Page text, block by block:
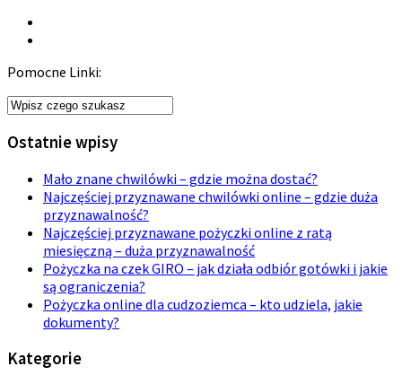
Pomocne Linki:
Ostatnie wpisy
Mało znane chwilówki – gdzie można dostać?
Najczęściej przyznawane chwilówki online – gdzie duża
przyznawalność?
Najczęściej przyznawane pożyczki online z ratą
miesięczną – duża przyznawalność
Pożyczka na czek GIRO – jak działa odbiór gotówki i jakie
są ograniczenia?
Pożyczka online dla cudzoziemca – kto udziela, jakie
dokumenty?
Kategorie